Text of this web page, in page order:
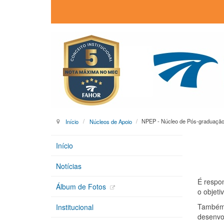
Início Núcleos de Apoio NPEP - Núcleo de Pós-
É
o
Início
Notícias
Álbum de Fotos
Institucional